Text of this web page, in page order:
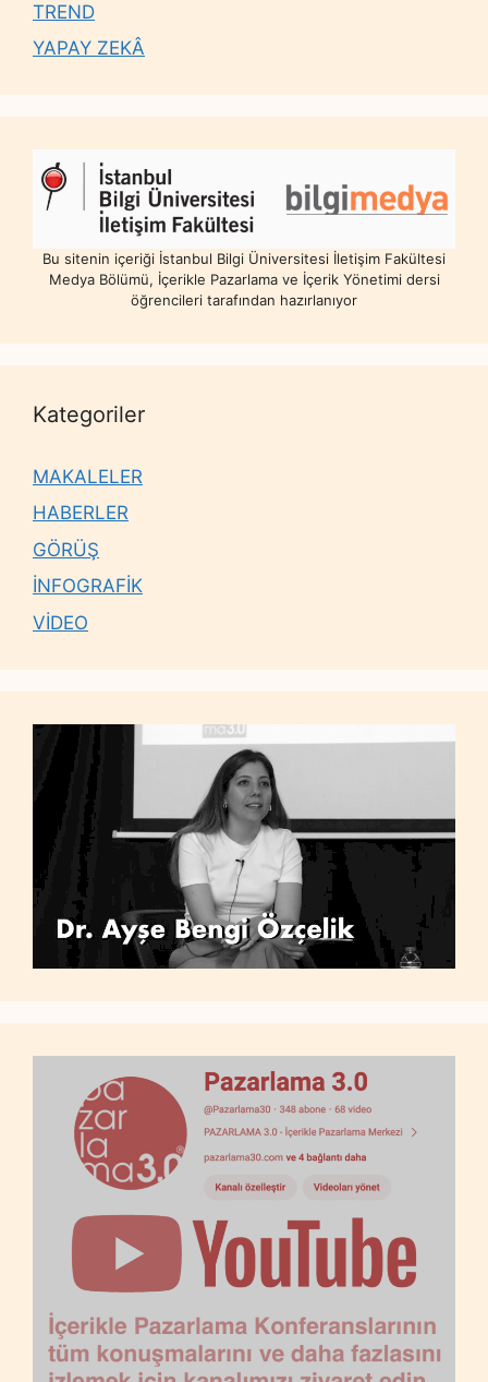
TREND
YAPAY ZEKÂ
Bu sitenin içeriği İstanbul Bilgi Üniversitesi İletişim Fakültesi
Medya Bölümü, İçerikle Pazarlama ve İçerik Yönetimi dersi
öğrencileri tarafından hazırlanıyor
Kategoriler
MAKALELER
HABERLER
GÖRÜŞ
İNFOGRAFİK
VİDEO